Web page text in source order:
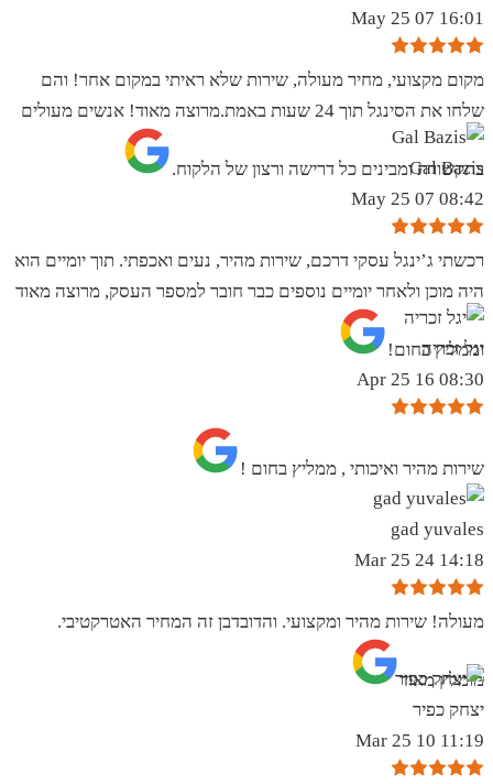
16:01 07 May 25
מקום מקצועי, מחיר מעולה, שירות שלא ראיתי במקום אחר! והם
שלחו את הסינגל תוך 24 שעות באמת.מרוצה מאוד! אנשים מעולים
בתקשורת ומבינים כל דרישה ורצון של הלקוח.
Gal Bazis
08:42 07 May 25
רכשתי ג’ינגל עסקי דרכם, שירות מהיר, נעים ואכפתי. תוך יומיים הוא
היה מוכן ולאחר יומיים נוספים כבר חובר למספר העסק, מרוצה מאוד
וממליץ בחום!
יגל זכריה
08:30 16 Apr 25
שירות מהיר ואיכותי , ממליץ בחום !
gad yuvales
14:18 24 Mar 25
מעולה! שירות מהיר ומקצועי. והדובדבן זה המחיר האטרקטיבי.
מומלץ מאוד
יצחק כפיר
11:19 10 Mar 25